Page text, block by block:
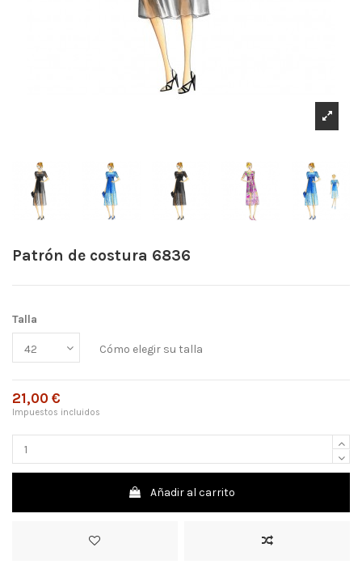
Patrón de costura 6836
Talla
Cómo elegir su talla
21,00 €
Impuestos incluidos
Añadir al carrito